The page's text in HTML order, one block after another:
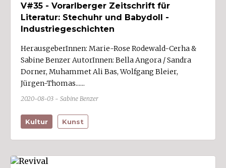
Klostertal (5)
Laternsertal (5)
Leiblachtal (8)
Montafon (17)
Rheintal (154)
Alberschwende (1)
V#35 - Vorarlberger Zeitschrift für
Literatur: Stechuhr und Babydoll -
Industriegeschichten
HerausgeberInnen: Marie-Rose Rodewald-Cerha &
Sabine Benzer AutorInnen: Bella Angora / Sandra
Dorner, Muhammet Ali Bas, Wolfgang Bleier,
Jürgen-Thomas......
2020-08-03 - Sabine Benzer
Kultur Kunst